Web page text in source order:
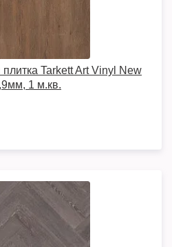
Tarkett Art Vinyl New
1 м.кв.